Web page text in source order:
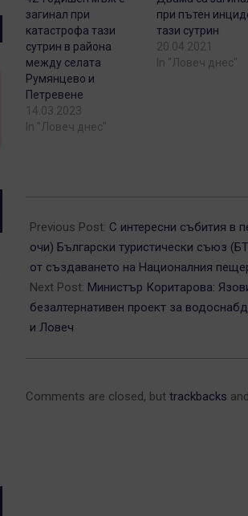
загинал при
катастрофа тази
сутрин в района
между селата
Румянцево и
Петревене
14.03.2023
In "Ловеч днес"
при пътен
тази сутрин
20.04.2021
In "Ловеч днес"
11-
07
Previous Post: С интересни събития в
очи) Български туристически съюз
от създаването на Националния
Next Post: Министър Коритарова:
безалтернативен проект за
и Ловеч
Comments are closed, but trackbacks